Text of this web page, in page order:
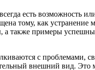
есть возможность
тому, как
также примеры
с проблемами,
внешний вид. Это